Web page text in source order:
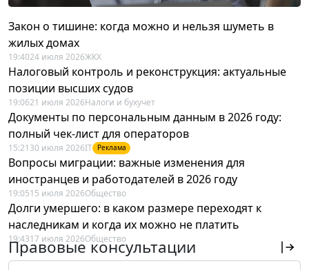
Закон о тишине: когда можно и нельзя шуметь в
жилых домах
19:4024 июля 2026ЖКХ
Налоговый контроль и реконструкция: актуальные
позиции высших судов
19:0621 июля 2026Налоги и бухучет
Документы по персональным данным в 2026 году:
полный чек-лист для операторов
15:21 30 июля 2026IT Реклама
Вопросы миграции: важные изменения для
иностранцев и работодателей в 2026 году
19:0515 июля 2026Общество
Долги умершего: в каком размере переходят к
наследникам и когда их можно не платить
19:4317 июля 2026Общество
Правовые консультации